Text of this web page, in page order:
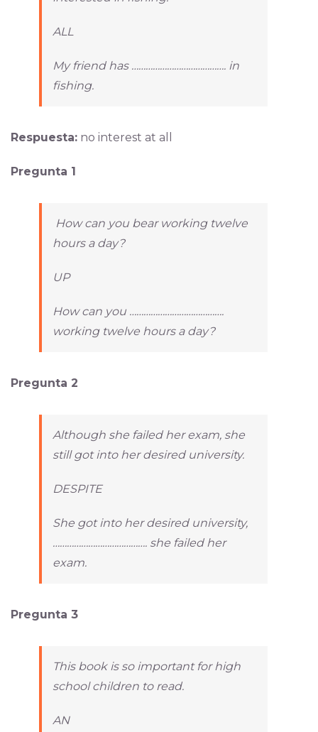
ALL
My friend has …………………………………. in
fishing.
Respuesta:no interest at all
Pregunta 1
How can you bear working twelve
hours a day?
UP
How can you ………………………………….
working twelve hours a day?
Pregunta 2
Although she failed her exam, she
still got into her desired university.
DESPITE
She got into her desired university,
…………………………………. she failed her
exam.
Pregunta 3
This book is so important for high
school children to read.
AN